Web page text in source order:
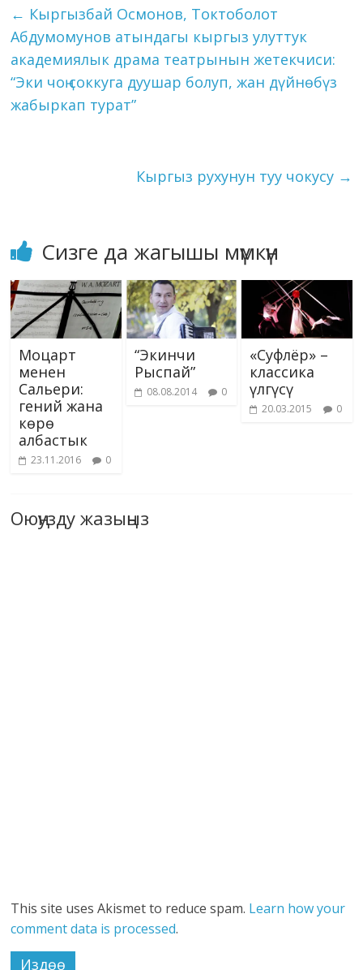
Андрей Захарович…
o
k
m n p
p
g
er s
ni
Li
n
k
← Кыргызбай Осмонов, Токтоболот
Абдумомунов атындагы кыргыз улуттук
академиялык драма театрынын жетекчиси:
“Эки чоң соккуга дуушар болуп, жан дүйнөбүз
жабыркап турат”
Кыргыз рухунун туу чокусу →
Сизге да жагышы мүмкүн
Моцарт
менен
Сальери:
гений жана
көрө
албастык
23.11.2016 0
“Экинчи
Рыспай”
08.08.2014 0
«Суфлёр» –
классика
үлгүсү
20.03.2015 0
Оюңузду жазыңыз
This site uses Akismet to reduce spam. Learn how your
comment data is processed.
Издөө